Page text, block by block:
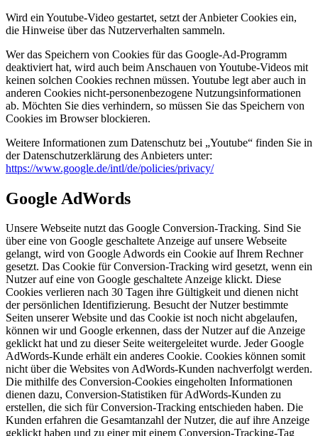
Wird ein Youtube-Video gestartet, setzt der Anbieter Cookies ein,
die Hinweise über das Nutzerverhalten sammeln.
Wer das Speichern von Cookies für das Google-Ad-Programm
deaktiviert hat, wird auch beim Anschauen von Youtube-Videos mit
keinen solchen Cookies rechnen müssen. Youtube legt aber auch in
anderen Cookies nicht-personenbezogene Nutzungsinformationen
ab. Möchten Sie dies verhindern, so müssen Sie das Speichern von
Cookies im Browser blockieren.
Weitere Informationen zum Datenschutz bei „Youtube“ finden Sie in
der Datenschutzerklärung des Anbieters unter:
https://www.google.de/intl/de/policies/privacy/
Google AdWords
Unsere Webseite nutzt das Google Conversion-Tracking. Sind Sie
über eine von Google geschaltete Anzeige auf unsere Webseite
gelangt, wird von Google Adwords ein Cookie auf Ihrem Rechner
gesetzt. Das Cookie für Conversion-Tracking wird gesetzt, wenn ein
Nutzer auf eine von Google geschaltete Anzeige klickt. Diese
Cookies verlieren nach 30 Tagen ihre Gültigkeit und dienen nicht
der persönlichen Identifizierung. Besucht der Nutzer bestimmte
Seiten unserer Website und das Cookie ist noch nicht abgelaufen,
können wir und Google erkennen, dass der Nutzer auf die Anzeige
geklickt hat und zu dieser Seite weitergeleitet wurde. Jeder Google
AdWords-Kunde erhält ein anderes Cookie. Cookies können somit
nicht über die Websites von AdWords-Kunden nachverfolgt werden.
Die mithilfe des Conversion-Cookies eingeholten Informationen
dienen dazu, Conversion-Statistiken für AdWords-Kunden zu
erstellen, die sich für Conversion-Tracking entschieden haben. Die
Kunden erfahren die Gesamtanzahl der Nutzer, die auf ihre Anzeige
geklickt haben und zu einer mit einem Conversion-Tracking-Tag